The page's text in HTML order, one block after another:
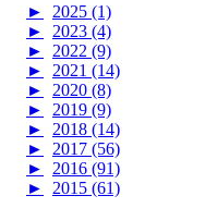
►
2025 (1)
►
2023 (4)
►
2022 (9)
►
2021 (14)
►
2020 (8)
►
2019 (9)
►
2018 (14)
►
2017 (56)
►
2016 (91)
►
2015 (61)